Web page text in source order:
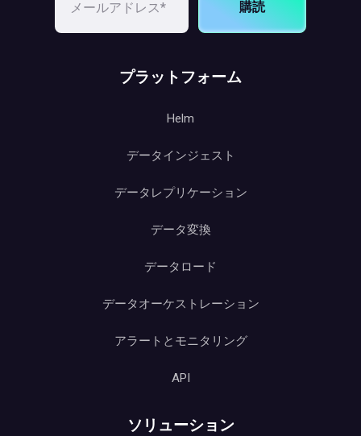
購読
プラットフォーム
Helm
データインジェスト
データレプリケーション
データ変換
データロード
データオーケストレーション
アラートとモニタリング
API
ソリューション